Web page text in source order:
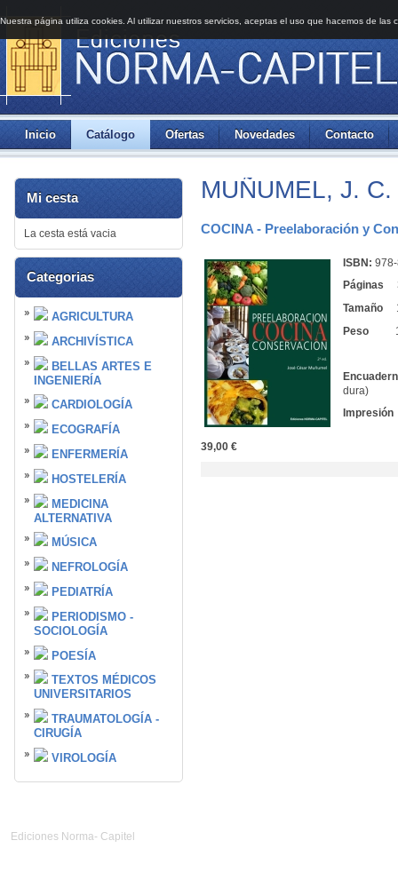
Nuestra página utiliza cookies. Al utilizar nuestros servicios, aceptas el uso que hacemos de las
Inicio Catálogo Ofertas Novedades Contacto
MUÑUMEL, J. C.
COCINA - Preelaboración y
ISBN:
Páginas
Tamaño
Peso
dura)
39,00 €
Mi cesta
La cesta está vacia
Categorias
AGRICULTURA
ARCHIVÍSTICA
BELLAS ARTES E
INGENIERÍA
CARDIOLOGÍA
ECOGRAFÍA
ENFERMERÍA
HOSTELERÍA
MEDICINA
ALTERNATIVA
MÚSICA
NEFROLOGÍA
PEDIATRÍA
PERIODISMO -
SOCIOLOGÍA
POESÍA
TEXTOS MÉDICOS
UNIVERSITARIOS
TRAUMATOLOGÍA -
CIRUGÍA
VIROLOGÍA
Ediciones Norma- Capitel